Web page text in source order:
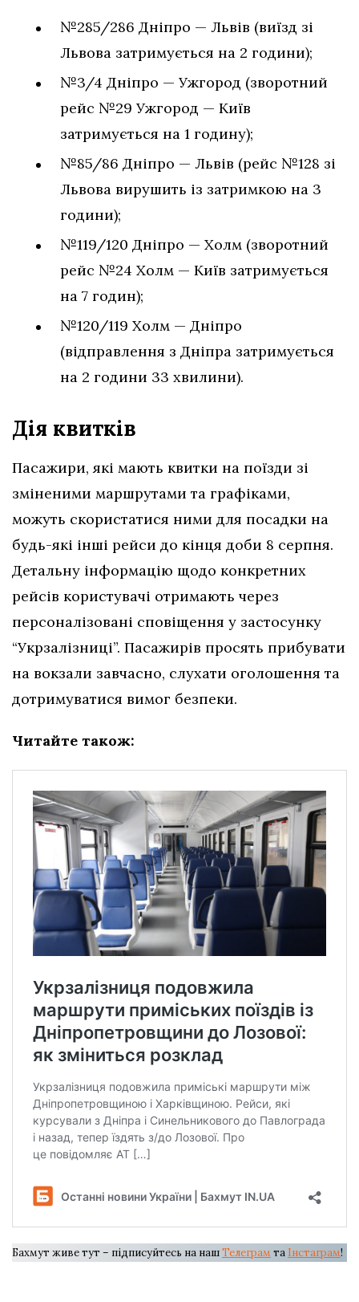
№285/286 Дніпро — Львів (виїзд зі
Львова затримується на 2 години);
№3/4 Дніпро — Ужгород (зворотний
рейс №29 Ужгород — Київ
затримується на 1 годину);
№85/86 Дніпро — Львів (рейс №128 зі
Львова вирушить із затримкою на 3
години);
№119/120 Дніпро — Холм (зворотний
рейс №24 Холм — Київ затримується
на 7 годин);
№120/119 Холм — Дніпро
(відправлення з Дніпра затримується
на 2 години 33 хвилини).
Дія квитків
Пасажири, які мають квитки на поїзди зі
зміненими маршрутами та графіками,
можуть скористатися ними для посадки на
будь-які інші рейси до кінця доби 8 серпня.
Детальну інформацію щодо конкретних
рейсів користувачі отримають через
персоналізовані сповіщення у застосунку
“Укрзалізниці”. Пасажирів просять прибувати
на вокзали завчасно, слухати оголошення та
дотримуватися вимог безпеки.
Читайте також:
Бахмут живе тут – підписуйтесь на нашТелеграм та Інстаграм!